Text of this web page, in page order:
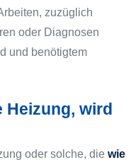
zuzüglich
oder Diagnosen
und benötigtem
Heizung, wird
oder solche, die wie